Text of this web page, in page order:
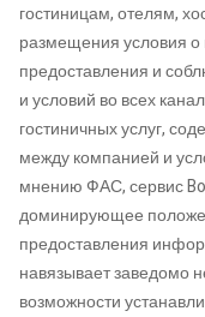
гостиницам, отелям,
размещения условия о
предоставления и
и условий во всех
гостиничных услуг,
между компанией и
мнению ФАС, сервис
доминирующее
предоставления
навязываетзаведомо
возможности